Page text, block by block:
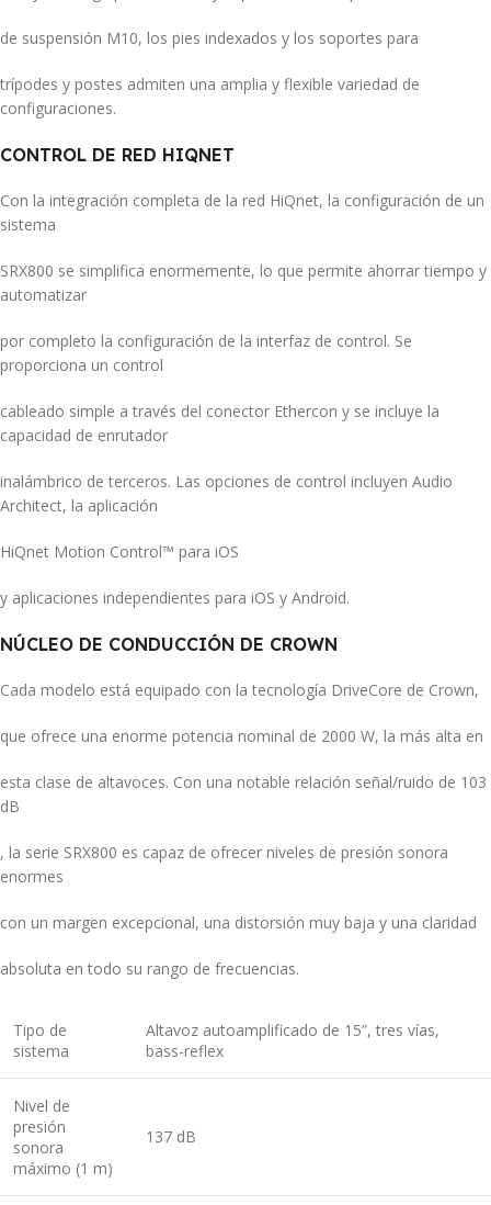
de suspensión M10, los pies indexados y los soportes para
trípodes y postes admiten una amplia y flexible variedad de
configuraciones.
CONTROL DE RED HIQNET
Con la integración completa de la red HiQnet, la configuración de un
sistema
SRX800 se simplifica enormemente, lo que permite ahorrar tiempo y
automatizar
por completo la configuración de la interfaz de control. Se
proporciona un control
cableado simple a través del conector Ethercon y se incluye la
capacidad de enrutador
inalámbrico de terceros. Las opciones de control incluyen Audio
Architect, la aplicación
HiQnet Motion Control™ para iOS
y aplicaciones independientes para iOS y Android.
NÚCLEO DE CONDUCCIÓN DE CROWN
Cada modelo está equipado con la tecnología DriveCore de Crown,
que ofrece una enorme potencia nominal de 2000 W, la más alta en
esta clase de altavoces. Con una notable relación señal/ruido de 103
dB
, la serie SRX800 es capaz de ofrecer niveles de presión sonora
enormes
con un margen excepcional, una distorsión muy baja y una claridad
absoluta en todo su rango de frecuencias.
Tipo de
sistema
Altavoz autoamplificado de 15”, tres vías,
bass-reflex
Nivel de
presión
sonora
máximo (1 m)
137 dB